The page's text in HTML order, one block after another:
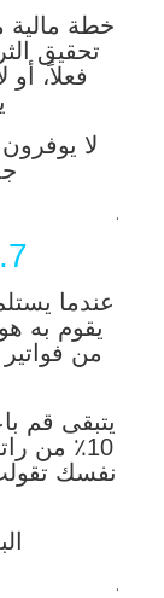
خطة مالية
تحقيق
فعلاً،
لا
.
7.تنفق أولاً ثم تدخر
عندما
يقوم به
من
يتبقى قم
10٪ من
نفسك
.